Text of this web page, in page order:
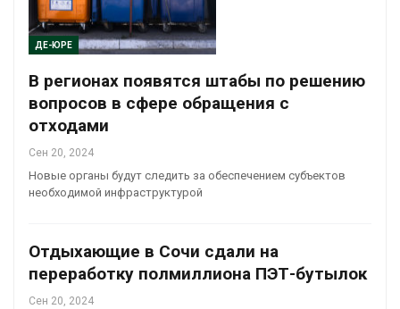
ДЕ-ЮРЕ
В регионах появятся штабы по решению
вопросов в сфере обращения с
отходами
Сен 20, 2024
Новые органы будут следить за обеспечением субъектов
необходимой инфраструктурой
Отдыхающие в Сочи сдали на
переработку полмиллиона ПЭТ-бутылок
Сен 20, 2024